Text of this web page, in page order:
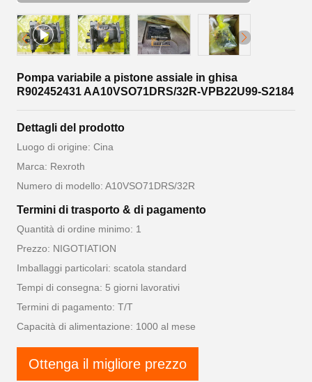
Pompa variabile a pistone assiale in ghisa
R902452431 AA10VSO71DRS/32R-VPB22U99-S2184
Dettagli del prodotto
Luogo di origine: Cina
Marca: Rexroth
Numero di modello: A10VSO71DRS/32R
Termini di trasporto & di pagamento
Quantità di ordine minimo: 1
Prezzo: NIGOTIATION
Imballaggi particolari: scatola standard
Tempi di consegna: 5 giorni lavorativi
Termini di pagamento: T/T
Capacità di alimentazione: 1000 al mese
Ottenga il migliore prezzo